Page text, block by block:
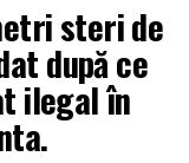
steri de
după ce
ilegal în